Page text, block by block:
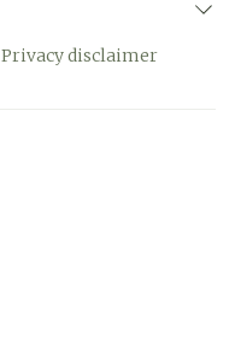
Privacy disclaimer